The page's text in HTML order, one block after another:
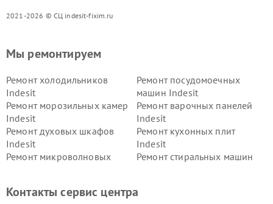
2021-2026 © СЦ indesit-fixim.ru
Мы ремонтируем
Ремонт холодильников
Indesit
Ремонт посудомоечных
машин Indesit
Ремонт морозильных камер
Indesit
Ремонт варочных панелей
Indesit
Ремонт духовых шкафов
Indesit
Ремонт кухонных плит
Indesit
Ремонт микроволновых
Ремонт стиральных машин
Indesit
Indesit
Контакты сервис центра